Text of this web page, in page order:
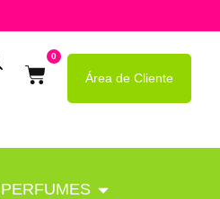
0
Área de Cliente
PERFUMES